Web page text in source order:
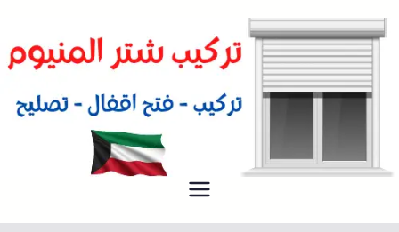
شتر
فني تركيب شتر المنيوم للكراج و